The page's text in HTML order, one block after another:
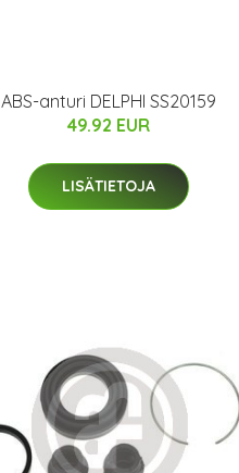
ABS-anturi DELPHI SS20159
49.92 EUR
LISÄTIETOJA